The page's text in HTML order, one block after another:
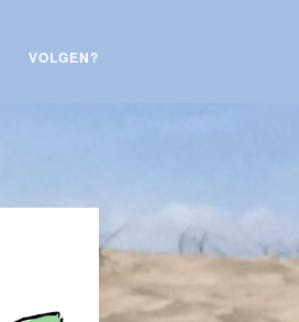
VOLGEN?